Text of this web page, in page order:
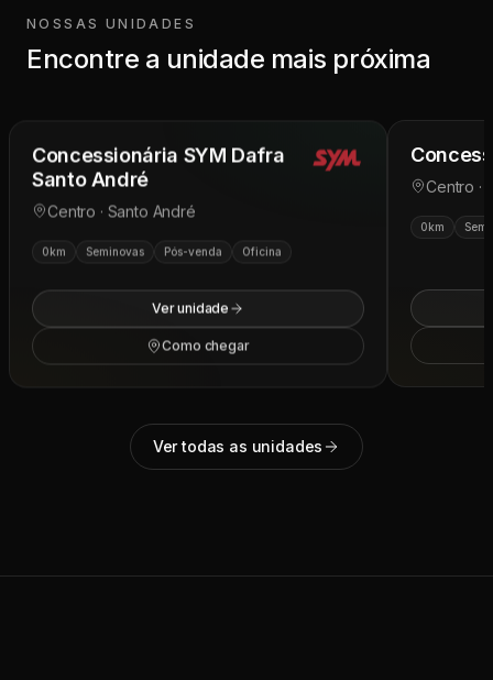
NOSSAS UNIDADES
Encontre a unidade mais próxima
Santo André
Ver unidade
Como chegar
Ver todas as unidades